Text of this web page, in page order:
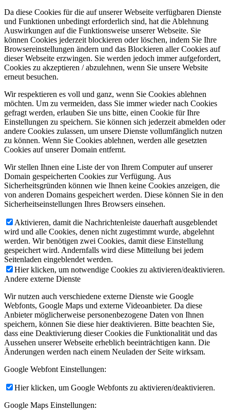
Da diese Cookies für die auf unserer Webseite verfügbaren Dienste
und Funktionen unbedingt erforderlich sind, hat die Ablehnung
Auswirkungen auf die Funktionsweise unserer Webseite. Sie
können Cookies jederzeit blockieren oder löschen, indem Sie Ihre
Browsereinstellungen ändern und das Blockieren aller Cookies auf
dieser Webseite erzwingen. Sie werden jedoch immer aufgefordert,
Cookies zu akzeptieren / abzulehnen, wenn Sie unsere Website
erneut besuchen.
Wir respektieren es voll und ganz, wenn Sie Cookies ablehnen
möchten. Um zu vermeiden, dass Sie immer wieder nach Cookies
gefragt werden, erlauben Sie uns bitte, einen Cookie für Ihre
Einstellungen zu speichern. Sie können sich jederzeit abmelden oder
andere Cookies zulassen, um unsere Dienste vollumfänglich nutzen
zu können. Wenn Sie Cookies ablehnen, werden alle gesetzten
Cookies auf unserer Domain entfernt.
Wir stellen Ihnen eine Liste der von Ihrem Computer auf unserer
Domain gespeicherten Cookies zur Verfügung. Aus
Sicherheitsgründen können wie Ihnen keine Cookies anzeigen, die
von anderen Domains gespeichert werden. Diese können Sie in den
Sicherheitseinstellungen Ihres Browsers einsehen.
Aktivieren, damit die Nachrichtenleiste dauerhaft ausgeblendet
wird und alle Cookies, denen nicht zugestimmt wurde, abgelehnt
werden. Wir benötigen zwei Cookies, damit diese Einstellung
gespeichert wird. Andernfalls wird diese Mitteilung bei jedem
Seitenladen eingeblendet werden.
Hier klicken, um notwendige Cookies zu aktivieren/deaktivieren.
Andere externe Dienste
Wir nutzen auch verschiedene externe Dienste wie Google
Webfonts, Google Maps und externe Videoanbieter. Da diese
Anbieter möglicherweise personenbezogene Daten von Ihnen
speichern, können Sie diese hier deaktivieren. Bitte beachten Sie,
dass eine Deaktivierung dieser Cookies die Funktionalität und das
Aussehen unserer Webseite erheblich beeinträchtigen kann. Die
Änderungen werden nach einem Neuladen der Seite wirksam.
Google Webfont Einstellungen:
Hier klicken, um Google Webfonts zu aktivieren/deaktivieren.
Google Maps Einstellungen: